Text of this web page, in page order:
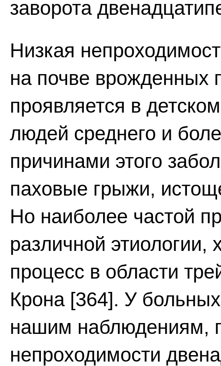
заворота
Низкая
на почве врожденных
проявляется в
людей среднего и
причинами этого
паховые грыжи,
Но наиболее частой
различной этиологии,
процесс в области
Крона [364]. У
нашим наблюдениям,
непроходимости